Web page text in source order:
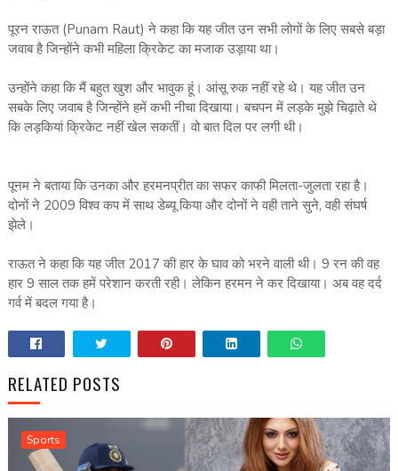
पूरन राऊत (Punam Raut) ने कहा कि यह जीत उन सभी लोगों के लिए सबसे बड़ा
जवाब है जिन्होंने कभी महिला क्रिकेट का मजाक उड़ाया था।
उन्होंने कहा कि मैं बहुत खुश और भावुक हूं। आंसू रुक नहीं रहे थे। यह जीत उन
सबके लिए जवाब है जिन्होंने हमें कभी नीचा दिखाया। बचपन में लड़के मुझे चिढ़ाते थे
कि लड़कियां क्रिकेट नहीं खेल सकतीं। वो बात दिल पर लगी थी।
पूनम ने बताया कि उनका और हरमनप्रीत का सफर काफी मिलता-जुलता रहा है।
दोनों ने 2009 विश्व कप में साथ डेब्यू किया और दोनों ने वही ताने सुने, वही संघर्ष
झेले।
राऊत ने कहा कि यह जीत 2017 की हार के घाव को भरने वाली थी। 9 रन की वह
हार 9 साल तक हमें परेशान करती रही। लेकिन हरमन ने कर दिखाया। अब वह दर्द
गर्व में बदल गया है।
RELATED POSTS
Sports